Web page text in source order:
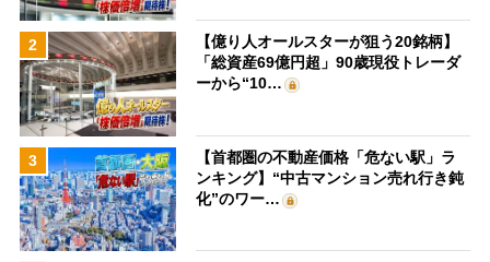
2
【億り人オールスターが狙う20銘柄】
「総資産69億円超」90歳現役トレーダ
ーから“10…
3
【首都圏の不動産価格「危ない駅」ラ
ンキング】“中古マンション売れ行き鈍
化”のワー…